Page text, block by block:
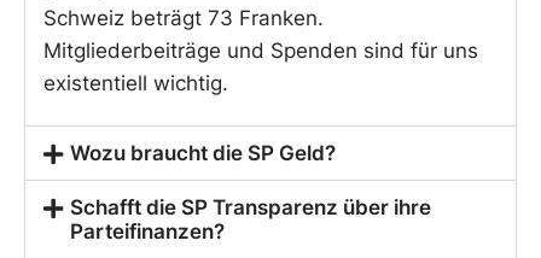
Schweiz beträgt 73 Franken.
Mitgliederbeiträge und Spenden sind für uns
existentiell wichtig.
Wozu braucht die SP Geld?
Schafft die SP Transparenz über ihre
Parteifinanzen?